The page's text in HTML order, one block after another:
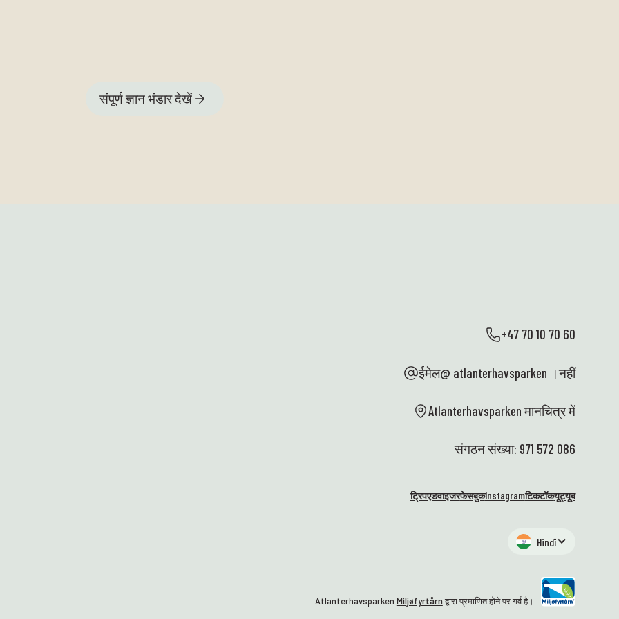
संपूर्ण ज्ञान भंडार देखें
+47 70 10 70 60
ईमेल@ atlanterhavsparken ।नहीं
Atlanterhavsparken मानचित्र में
संगठन संख्या: 971 572 086
ट्रिपएडवाइजरफेसबुकInstagramटिकटॉकयूट्यूब
Hindī
Atlanterhavsparken Miljøfyrtårnद्वारा प्रमाणित होने पर गर्व है।